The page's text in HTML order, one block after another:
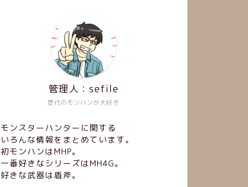
歴代のモンハンが大好き
管理人：sefile
モンスターハンターに関する
いろんな情報をまとめています。
初モンハンはMHP。
一番好きなシリーズはMH4G。
好きな武器は盾斧。